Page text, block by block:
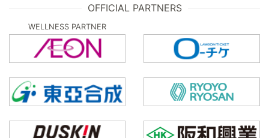
OFFICIAL PARTNERS
WELLNESS PARTNER